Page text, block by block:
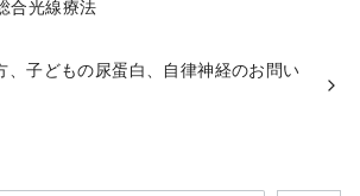
合光線療法
、子どもの尿蛋白、自律神経のお問い